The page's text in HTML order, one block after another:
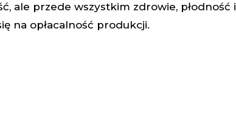
ale przede wszystkim zdrowie, płodność i
na opłacalność produkcji.